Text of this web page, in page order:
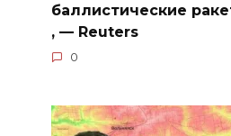
баллистические
, — Reuters
0